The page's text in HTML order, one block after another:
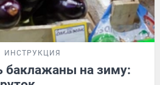
ИНСТРУКЦИЯ
баклажаны на зиму: